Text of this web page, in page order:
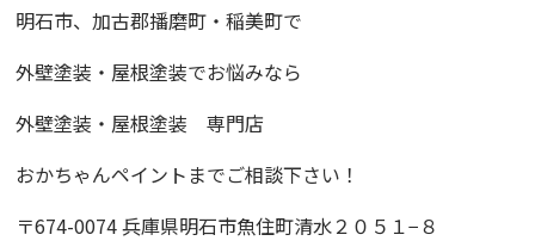
明石市、加古郡播磨町・稲美町で
外壁塗装・屋根塗装でお悩みなら
外壁塗装・屋根塗装 専門店
おかちゃんペイントまでご相談下さい！
〒674-0074兵庫県明石市魚住町清水２０５１−８